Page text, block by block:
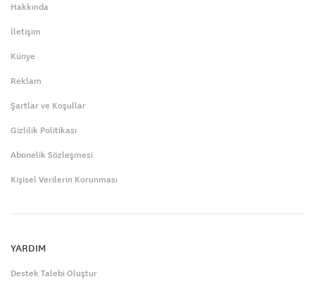
Hakkında
İletişim
Künye
Reklam
Şartlar ve Koşullar
Gizlilik Politikası
Abonelik Sözleşmesi
Kişisel Verilerin Korunması
YARDIM
Destek Talebi Oluştur